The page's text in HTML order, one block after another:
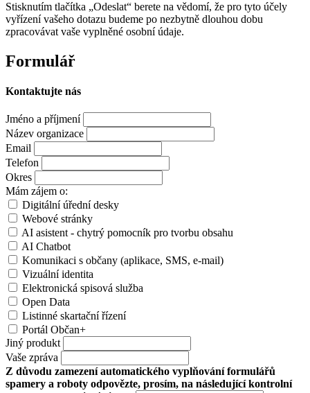
Stisknutím tlačítka „Odeslat“ berete na vědomí, že pro tyto účely
vyřízení vašeho dotazu budeme po nezbytně dlouhou dobu
zpracovávat vaše vyplněné osobní údaje.
Formulář
Kontaktujte nás
Jméno a příjmení
Název organizace
Email
Telefon
Okres
Mám zájem o:
Digitální úřední desky
Webové stránky
AI asistent - chytrý pomocník pro tvorbu obsahu
AI Chatbot
Komunikaci s občany (aplikace, SMS, e-mail)
Vizuální identita
Elektronická spisová služba
Open Data
Listinné skartační řízení
Portál Občan+
Jiný produkt
Vaše zpráva
Z důvodu zamezení automatického vyplňování formulářů
spamery a roboty odpovězte, prosím, na následující kontrolní